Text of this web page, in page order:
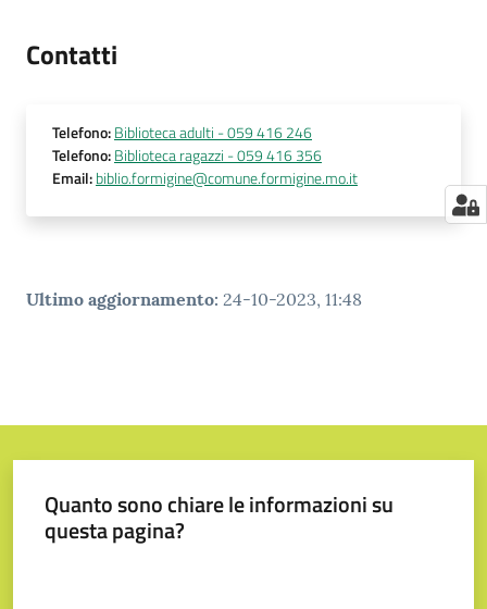
Contatti
Telefono:Biblioteca adulti - 059 416 246
Telefono:Biblioteca ragazzi - 059 416 356
Email:biblio.formigine@comune.formigine.mo.it
Ultimo aggiornamento: 24-10-2023, 11:48
Quanto sono chiare le informazioni su
questa pagina?